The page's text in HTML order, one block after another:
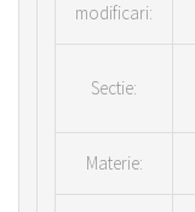
modificari:
Sectie:
Materie: